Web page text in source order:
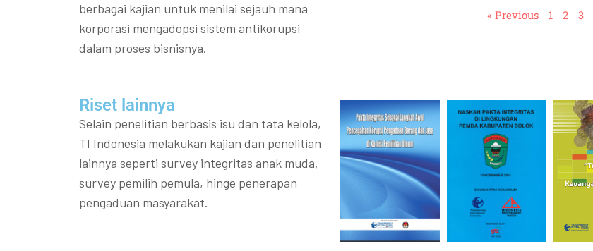
berbagai kajian untuk menilai sejauh mana
korporasi mengadopsi sistem antikorupsi
dalam proses bisnisnya.
« Previous 1 2 3
Riset lainnya​​
Selain penelitian berbasis isu dan tata kelola,
TI Indonesia melakukan kajian dan penelitian
lainnya seperti survey integritas anak muda,
survey pemilih pemula, hinge penerapan
pengaduan masyarakat.